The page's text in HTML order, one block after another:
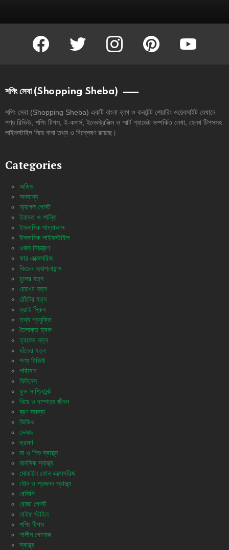
facebook twitter instagram pinterest youtube
শপিং সেবা (Shopping Sheba)
শপিং সেবা (Shopping Sheba) একটি বাংলা ব্লগ ও কনটেন্ট শেয়ারিং ওয়েবসাইট যেখানে
পণ্য রিভিউ, শপিং টিপস, ই-কমার্স, ইলেকট্রনিক্স ও স্মার্ট গ্যাজেট সম্পর্কিত লেখা, হেলথ টিপসসহ
লাইফস্টাইল নিয়ে নানা তথ্য ও বিশ্লেষণ রয়েছে।
Categories
অডিও
অন্যান্য
অ্যাপল পোস্ট
ইবাদত ও শান্তি
ইসলামিক খাদ্যাভাস
ইসলামিক লাইফস্টাইল
ওজন নিয়ন্ত্রণ
কার এক্সেসরিজ
কিচেন অ্যাপ্লায়ান্স
চুলের যত্ন
চোখের যত্ন
ঠোঁটের যত্ন
ড্রাই স্কিন
তথ্য প্রযুক্তি
তৈলাক্ত ত্বক
ত্বকের যত্ন
দাঁতের যত্ন
পণ্য রিভিউ
পরিবেশ
ফিটনেস
ফুড সাপ্লিমেন্ট
বিয়ে ও দাম্পত্য জীবন
ব্রণ সমস্যা
ভিডিও
ভেষজ
ভ্রমণ
মা ও শিশু স্বাস্থ্য
মানসিক স্বাস্থ্য
মোবাইল ফোন এক্সেসরিজ
যৌন ও প্রজনন স্বাস্থ্য
রেসিপি
রোজা পোস্ট
লাইফ স্টাইল
শপিং টিপস
শালীন পোশাক
স্বাস্থ্য